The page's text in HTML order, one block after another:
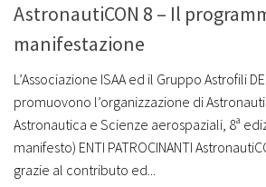
AstronautiCON 8 – Il
manifestazione
L’Associazione ISAA ed il Gruppo Astrofili
promuovono l’organizzazione di
Astronautica e Scienze aerospaziali, 8ª
manifesto) ENTI PATROCINANTI
grazie al contributo ed...